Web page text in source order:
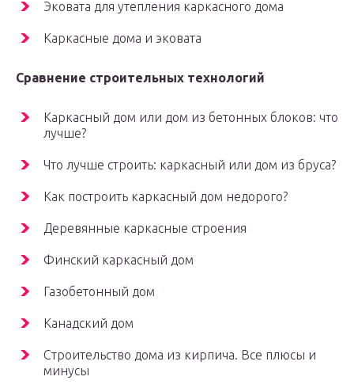
Эковата для утепления каркасного дома
Каркасные дома и эковата
Сравнение строительных технологий
Каркасный дом или дом из бетонных блоков: что
лучше?
Что лучше строить: каркасный или дом из бруса?
Как построить каркасный дом недорого?
Деревянные каркасные строения
Финский каркасный дом
Газобетонный дом
Канадский дом
Строительство дома из кирпича. Все плюсы и
минусы